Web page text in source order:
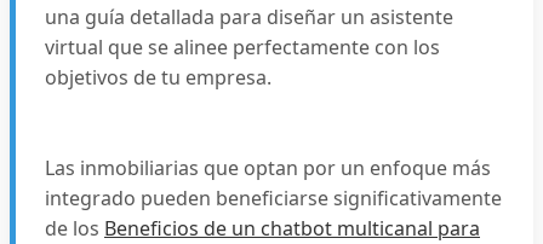
una guía detallada para diseñar un asistente
virtual que se alinee perfectamente con los
objetivos de tu empresa.
Las inmobiliarias que optan por un enfoque más
integrado pueden beneficiarse significativamente
de los Beneficios de un chatbot multicanal para